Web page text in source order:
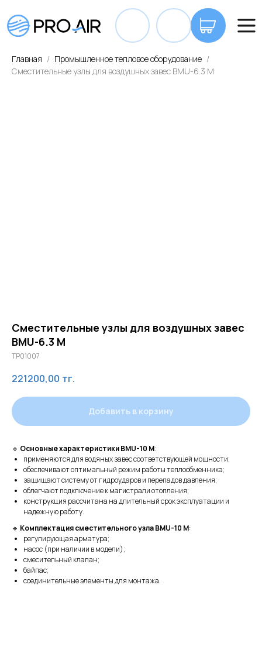
+7
Главная
Промышленное тепловое оборудование
Сместительные узлы для воздушных завес BMU-6.3 M
Сместительные узлы для воздушных завес
BMU-6.3 M
TP01007
221200,00 тг.
Добавить в корзину
🔹 Основные характеристики BMU-10 M:
применяются для водяных завес соответствующей мощности;
обеспечивают оптимальный режим работы теплообменника;
защищают систему от гидроударов и перепадов давления;
облегчают подключение к магистрали отопления;
конструкция рассчитана на длительный срок эксплуатации и
надежную работу.
🔹 Комплектация сместительного узла BMU-10 M:
регулирующая арматура;
насос (при наличии в модели);
смесительный клапан;
байпас;
соединительные элементы для монтажа.
Оказываемполный